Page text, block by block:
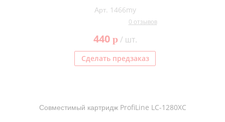
Арт. 1466my
0 отзывов
440 p/ шт.
Сделать предзаказ
Совместимый картридж ProfiLine LC-1280XC